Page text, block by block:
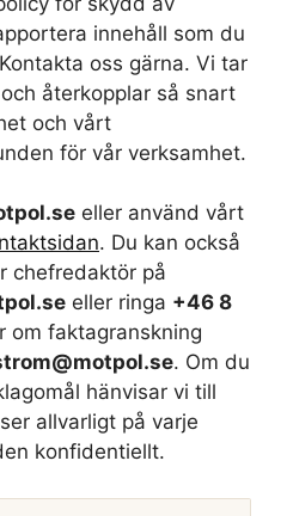
innehåll som du
oss gärna. Vi tar
återkopplar så snart
och vårt
för vår verksamhet.
eller använd vårt
. Du kan också
chefredaktör på
eller ringa +46 8
om faktagranskning
. Om du
hänvisar vi till
allvarligt på varje
konfidentiellt.